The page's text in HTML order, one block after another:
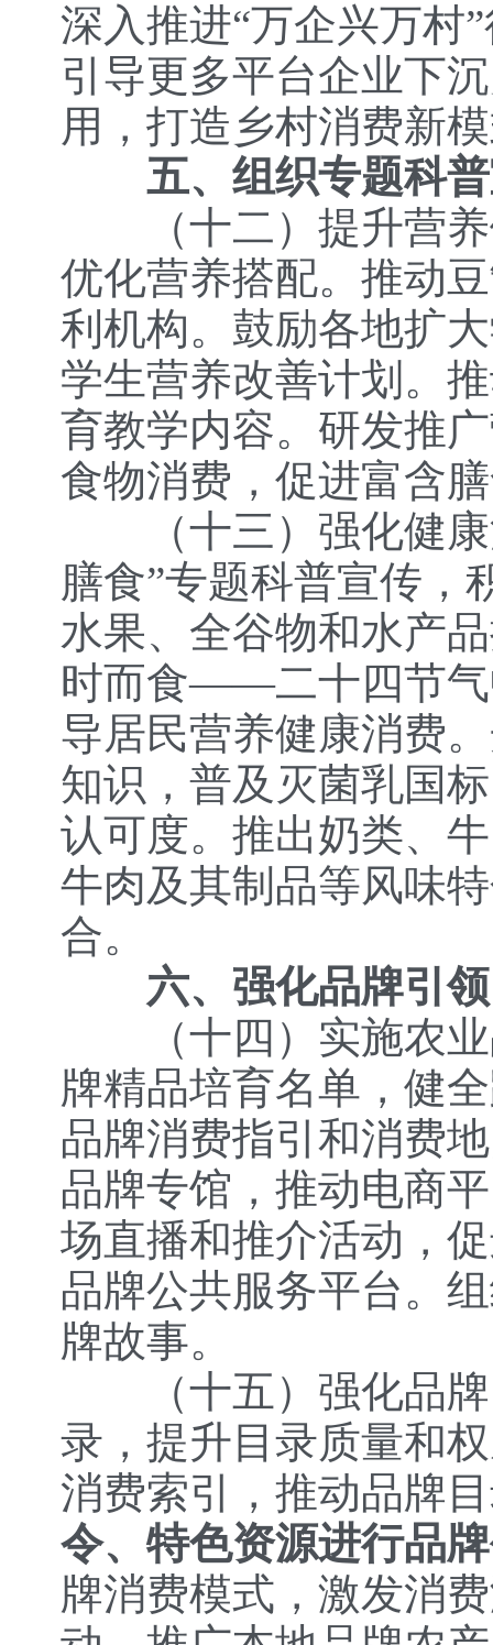
深入推进“万企兴万村
引导更多平台企业下
用，打造乡村消费新
五、组织专题科
（十二）提升营
优化营养搭配。推动
利机构。鼓励各地扩
学生营养改善计划。
育教学内容。研发推
食物消费，促进富含
（十三）强化健
膳食”专题科普宣传，
水果、全谷物和水产
时而食——二十四节气
导居民营养健康消费
知识，普及灭菌乳国
认可度。推出奶类、
牛肉及其制品等风味
合。
六、强化品牌引
（十四） 实施农
牌精品培育名单，健
品牌消费指引和消费
品牌专馆，推动电商
场直播和推介活动，
品牌公共服务平台。
牌故事。
（十五） 强化品
录，提升目录质量和
消费索引，推动品牌
令、特色资源进行品
牌消费模式，激发消